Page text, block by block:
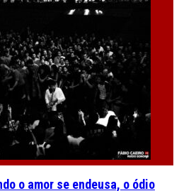
o amor se endeusa, o ódio